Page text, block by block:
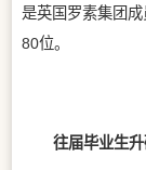
是英国罗素集团
80位。
往届毕业生